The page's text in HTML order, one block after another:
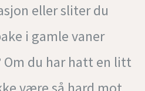
eller sliter du
i gamle vaner
du har hatt en litt